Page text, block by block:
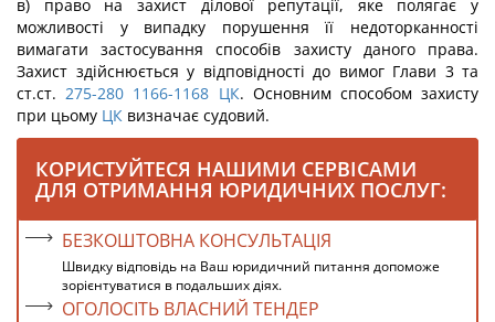
в) право на захист ділової репутації, яке полягає у
можливості у випадку порушення її недоторканності
вимагати застосування способів захисту даного права.
Захист здійснюється у відповідності до вимог Глави 3 та
ст.ст. 275-280 1166-1168 ЦК. Основним способом захисту
при цьому ЦК визначає судовий.
КОРИСТУЙТЕСЯ НАШИМИ СЕРВІСАМИ
ДЛЯ ОТРИМАННЯ ЮРИДИЧНИХ ПОСЛУГ:
БЕЗКОШТОВНА КОНСУЛЬТАЦІЯ
Швидку відповідь на Ваш юридичний питання допоможе
зорієнтуватися в подальших діях.
ОГОЛОСІТЬ ВЛАСНИЙ ТЕНДЕР